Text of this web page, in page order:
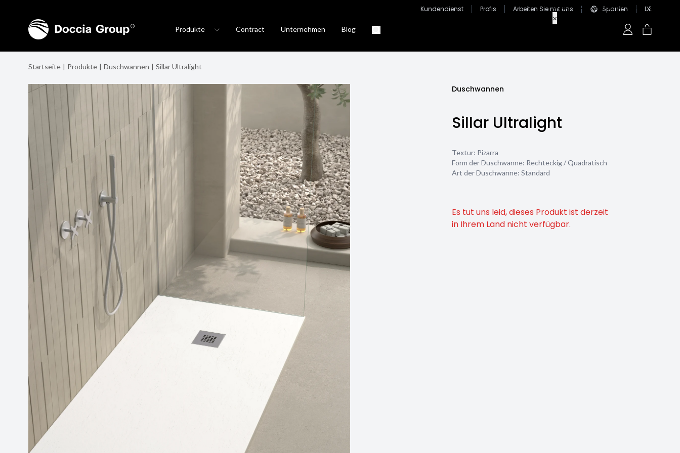
Kundendienst Profis Arbeiten Sie mit uns Spanien DE
Produkte Contract Unternehmen Blog
Startseite Produkte Duschwannen Sillar Ultralight
Duschwannen
Sillar Ultralight
Textur: Pizarra
Form der Duschwanne: Rechteckig / Quadratisch
Art der Duschwanne:Standard
Es tut uns leid, dieses Produkt ist derzeit
in Ihrem Land nicht verfügbar.